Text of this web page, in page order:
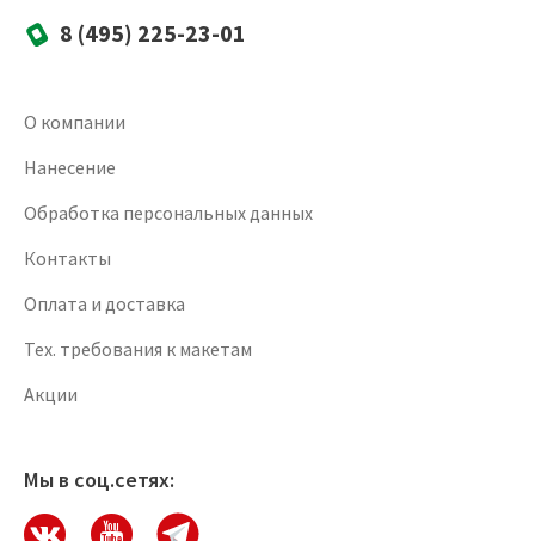
8 (495) 225-23-01
О компании
Нанесение
Обработка персональных данных
Контакты
Оплата и доставка
Тех. требования к макетам
Акции
Мы в соц.сетях: